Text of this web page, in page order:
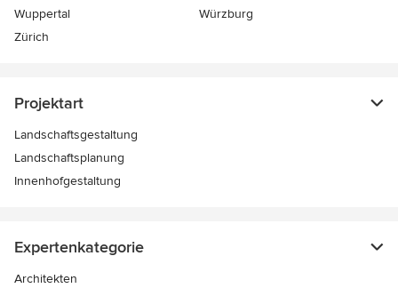
Wuppertal
Würzburg
Zürich
Projektart
Landschaftsgestaltung
Landschaftsplanung
Innenhofgestaltung
Expertenkategorie
Architekten